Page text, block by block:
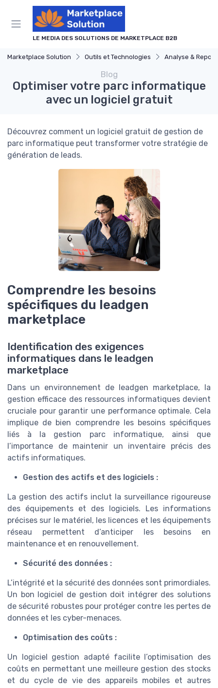
LE MEDIA DES SOLUTIONS DE MARKETPLACE B2B
Marketplace Solution Outils et Technologies Analyse &
Blog
Optimiser votre parc informatique
avec un logiciel gratuit
Découvrez comment un logiciel gratuit de gestion de
parc informatique peut transformer votre stratégie de
génération de leads.
Comprendre les besoins
spécifiques du leadgen
marketplace
Identification des exigences
informatiques dans le leadgen
marketplace
Dans un environnement de leadgen marketplace, la
gestion efficace des ressources informatiques devient
cruciale pour garantir une performance optimale. Cela
implique de bien comprendre les besoins spécifiques
liés à la gestion parc informatique, ainsi que
l’importance de maintenir un inventaire précis des
actifs informatiques.
Gestion des actifs et des logiciels :
La gestion des actifs inclut la surveillance rigoureuse
des équipements et des logiciels. Les informations
précises sur le matériel, les licences et les équipements
réseau permettent d’anticiper les besoins en
maintenance et en renouvellement.
Sécurité des données :
L’intégrité et la sécurité des données sont primordiales.
Un bon logiciel de gestion doit intégrer des solutions
de sécurité robustes pour protéger contre les pertes de
données et les cyber-menaces.
Optimisation des coûts :
Un logiciel gestion adapté facilite l’optimisation des
coûts en permettant une meilleure gestion des stocks
et du cycle de vie des appareils mobiles et autres
Panneau de gestion des cookies